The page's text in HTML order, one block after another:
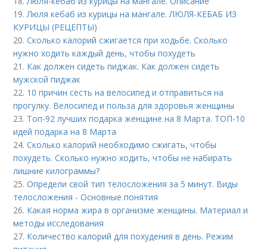
19.Люля кебаб из курицы на мангале. ЛЮЛЯ-КЕБАБ ИЗ
КУРИЦЫ (РЕЦЕПТЫ)
20.Сколько калорий сжигается при ходьбе. Сколько
нужно ходить каждый день, чтобы похудеть
21. Как должен сидеть пиджак. Как должен сидеть
мужской пиджак
22. 10 причин сесть на велосипед и отправиться на
прогулку. Велосипед и польза для здоровья женщины
23. Топ-92 лучших подарка женщине на 8 Марта. ТОП-10
идей подарка на 8 Марта
24.Сколько калорий необходимо сжигать, чтобы
похудеть. Сколько нужно ходить, чтобы не набирать
лишние килограммы?
25.Определи свой тип телосложения за 5 минут. Виды
телосложения - Основные понятия
26. Какая норма жира в организме женщины. Материал и
методы исследования
27. Количество калорий для похудения в день. Режим